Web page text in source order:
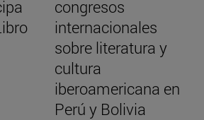
congresos
internacionales
sobre literatura y
cultura
iberoamericana en
Perú y Bolivia